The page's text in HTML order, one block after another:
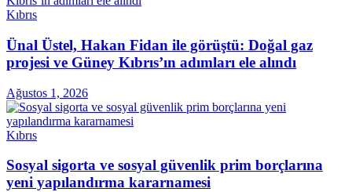
Kıbrıs
Ünal Üstel, Hakan Fidan ile görüştü: Doğal gaz
projesi ve Güney Kıbrıs’ın adımları ele alındı
Ağustos 1, 2026
Kıbrıs
Sosyal sigorta ve sosyal güvenlik prim borçlarına
yeni yapılandırma kararnamesi